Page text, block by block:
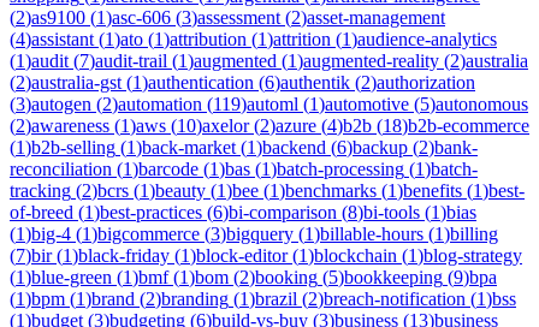
(2)as9100 (1)asc-606 (3)assessment (2)asset-management
(4)assistant (1)ato (1)attribution (1)attrition (1)audience-analytics
(1)audit (7)audit-trail (1)augmented (1)augmented-reality (2)australia
(2)australia-gst (1)authentication (6)authentik (2)authorization
(3)autogen (2)automation (119)automl (1)automotive (5)autonomous
(2)awareness (1)aws (10)axelor(2)azure (4)b2b (18)b2b-ecommerce
(1)b2b-selling (1)back-market (1)backend (6)backup (2)bank-
reconciliation (1)barcode (1)bas (1)batch-processing (1)batch-
tracking (2)bcrs (1)beauty (1)bee (1)benchmarks (1)benefits (1)best-
of-breed (1)best-practices (6)bi-comparison (8)bi-tools (1)bias
(1)big-4 (1)bigcommerce (3)bigquery (1)billable-hours (1)billing
(7)bir(1)black-friday (1)block-editor(1)blockchain (1)blog-strategy
(1)blue-green (1)bmf(1)bom (2)booking (5)bookkeeping (9)bpa
(1)bpm (1)brand (2)branding (1)brazil (2)breach-notification (1)bss
(1)budget (3)budgeting (6)build-vs-buy (3)business (13)business